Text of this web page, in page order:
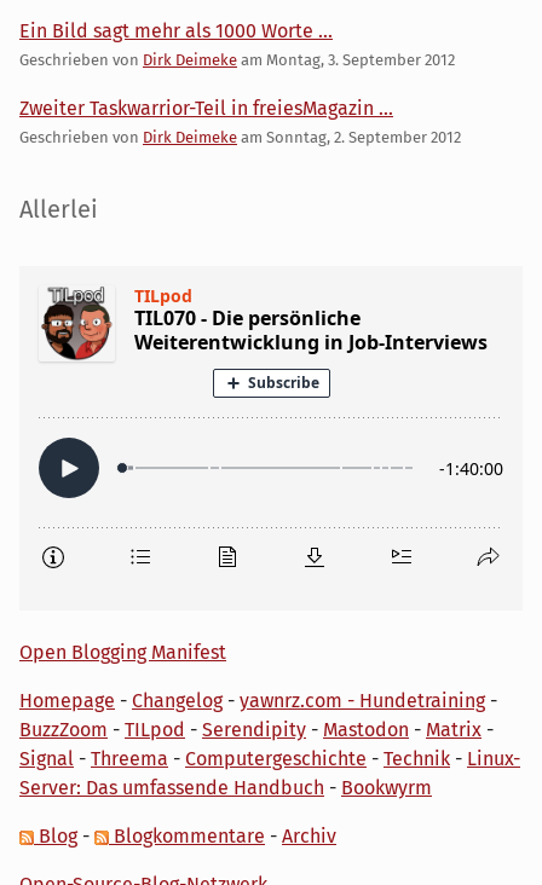
Ein Bild sagt mehr als 1000 Worte ...
Geschrieben von Dirk Deimeke am Montag, 3. September 2012
Zweiter Taskwarrior-Teil in freiesMagazin ...
Geschrieben von Dirk Deimeke am Sonntag, 2. September 2012
Seitenleiste
Allerlei
Open Blogging Manifest
Homepage - Changelog- yawnrz.com - Hundetraining-
BuzzZoom - TILpod - Serendipity - Mastodon - Matrix -
Signal - Threema - Computergeschichte - Technik - Linux-
Server: Das umfassende Handbuch - Bookwyrm
Blog- Blogkommentare - Archiv